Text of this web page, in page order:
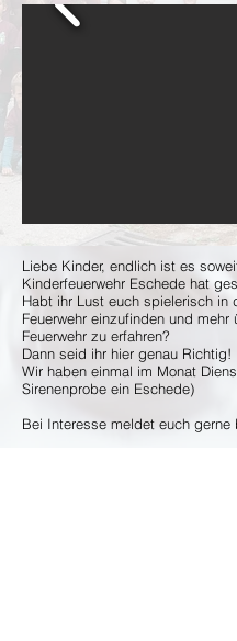
Liebe Kinder, endlich ist es
Kinderfeuerwehr Eschede hat
Habt ihr Lust euch spielerisch in
Feuerwehr einzufinden und mehr
Feuerwehr zu erfahren?
Dann seid ihr hier genau Richtig!
Wir haben einmal im Monat
Sirenenprobe ein Eschede)
Bei Interesse meldet euch gerne